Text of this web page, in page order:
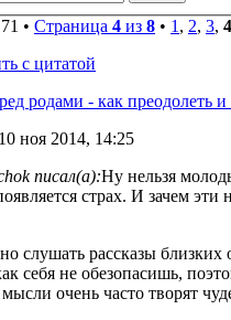
• Страница 4 из 8 • 1 , 2, 3, 4
с цитатой
родами - как преодолеть и
ноя 2014, 14:25
писал(а):Ну нельзя
страх. И зачем
слушать рассказы
себя не обезопасишь,
очень часто творят